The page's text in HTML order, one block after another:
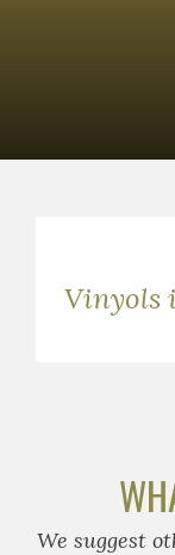
Vinyols
We suggest